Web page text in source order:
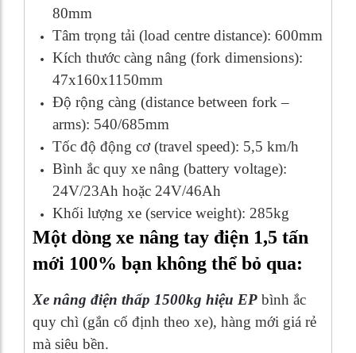
80mm
Tâm trọng tải (load centre distance): 600mm
Kích thước càng nâng (fork dimensions):
47x160x1150mm
Độ rộng càng (distance between fork –
arms): 540/685mm
Tốc độ động cơ (travel speed): 5,5 km/h
Bình ắc quy xe nâng (battery voltage):
24V/23Ah hoặc 24V/46Ah
Khối lượng xe (service weight): 285kg
Một dòng xe nâng tay điện 1,5 tấn
mới 100% bạn không thể bỏ qua:
Xe nâng điện thấp 1500kg hiệu EP bình ắc
quy chì (gắn cố định theo xe), hàng mới giá rẻ
mà siêu bền.